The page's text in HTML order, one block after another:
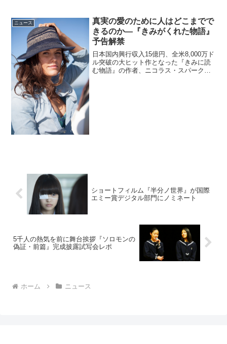
上映も行われます♪「WA！Japan ...
ニュース
真実の愛のために人はどこまでで
きるのか―『きみがくれた物語』
予告解禁
日本国内興行収入15億円、全米8,000万ド
ル突破の大ヒット作となった『きみに読
む物語』の作者、ニコラス・スパークス
ショートフィルム『半分ノ世界』が国際
エミー賞デジタル部門にノミネート
5千人の熱気を前に舞台挨拶『ソロモンの
偽証・前篇』完成披露試写会レポ
ホーム ニュース